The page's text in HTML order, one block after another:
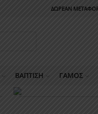
ΔΩΡΕΑΝ
ΒΆΠΤΙΣΗ ΓΆΜΟΣ